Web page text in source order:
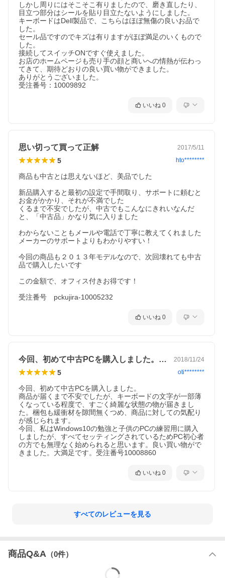
しかし周りにはそこそこ有りましたので、磨き直したり、
目立つ部分はシールを貼り目立たないようにしました。
キーボードはDell製品で、こちらはほぼ無傷の良いお品で
した。
セール品ですのでキズは有りますがほぼ満足のいくもので
した。
接続してスイッチONですぐ使えました。
お店のホームページも売り手の顔と商いへの情熱が伝わっ
てきて、期待どおりの良い買い物ができました。
ありがとうございました。
受注番号：10009892
いいね 0
思い切って買って正解 2017/5/11
5 hto********
商品も中古とは思えないほど、美品でした
新品購入すると最初の設定で手間取り、サポートに頼むと
お金がかかり、それが不満でした
くるまで不安でしたが、中古でもこんなにきれいなんだ
と、「中古品」かなり気に入りました
わからないこともメールや電話で丁寧に教えてくれました
メーカーのサポートよりもわかりやすい！
今回の商品も２０１３年モデルなので、次回壊れても中古
品で購入したいです
この金額で、オフィス付きお得です！
受注番号　pckujira-10005232
いいね 0
今回、初めて中古PCを購入しました。商… 2018/11/24
5 oti********
今回、初めて中古PCを購入しました。
商品が届くまで不安でしたが、キーボードの文字が一部薄
くなっている程度で、すごく綺麗な状態の物が届きまし
た。梱包も緩衝材を隙間無くつめ、商品に対しての気配り
が感じられます。
今回、私はWindows10の勉強と子供のPCの練習用に購入
しましたが、すべてセッティングされているためPC初心者
の方でも無理なく始められると思います。良い買い物がで
きました。大満足です。受注番号10008860
いいね 0
すべてのレビューを見る
商品Q&A （0件）